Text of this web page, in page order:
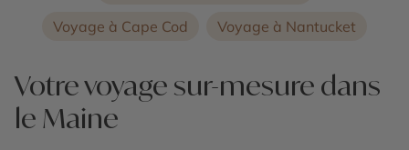
Voyage à Cape Cod
Voyage à Nantucket
Votre voyage sur-mesure dans
le Maine